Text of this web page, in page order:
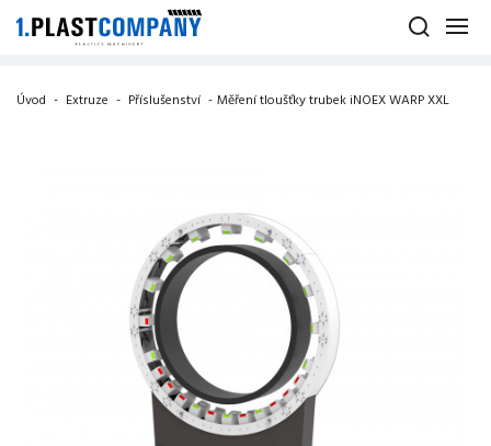
Úvod - Extruze - Příslušenství - Měření tloušťky trubek iNOEX WARP XXL